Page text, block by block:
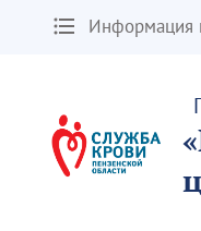
Информация